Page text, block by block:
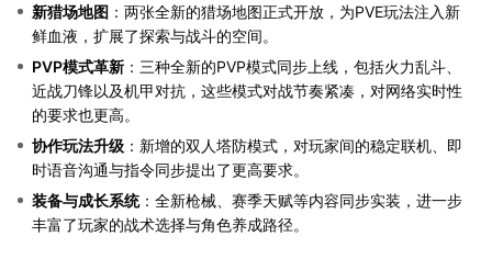
新猎场地图 ：两张全新的猎场地图正式开放，为PVE玩法注入新
鲜血液，扩展了探索与战斗的空间。
PVP模式革新 ：三种全新的PVP模式同步上线，包括火力乱斗、
近战刀锋以及机甲对抗，这些模式对战节奏紧凑，对网络实时性
的要求也更高。
协作玩法升级 ：新增的双人塔防模式，对玩家间的稳定联机、即
时语音沟通与指令同步提出了更高要求。
装备与成长系统：全新枪械、赛季天赋等内容同步实装，进一步
丰富了玩家的战术选择与角色养成路径。